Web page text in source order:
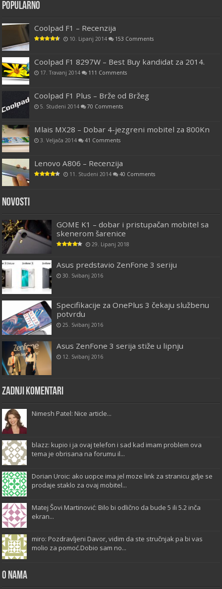
Popularno
Coolpad F1 – Recenzija
10. Lipanj 2014 153 Comments
Coolpad F1 8297W – Best Buy kandidat za 2014.
17. Travanj 2014 111 Comments
Coolpad F1 Plus – Brže od Bržeg
5. Studeni 2014 70 Comments
Mlais MX28 – Dobar 4-jezgreni mobitel za 800Kn
3. Veljača 2014 41 Comments
Lenovo A806 – Recenzija
11. Studeni 2014 40 Comments
Novosti
GOME K1 – dobar i pristupačan mobitel sa
skenerom šarenice
29. Lipanj 2018
Asus predstavio ZenFone 3 seriju
30. Svibanj 2016
Specifikacije za OnePlus 3 čekaju službenu
potvrdu
25. Svibanj 2016
Asus ZenFone 3 serija stiže u lipnju
12. Svibanj 2016
Zadnji komentari
Nimesh Patel: Nice article...
blazz: kupio i ja ovaj telefon i sad kad imam problem ova
tema je obrisana na forumu il...
Dorian Uroic: ako uopce ima jel moze link za stranicu gdje se
prodaje staklo za ovaj mobitel...
Matej Šovi Martinović: Bilo bi odlično da bude 5 ili 5.2 inča
ekran...
miro: Pozdravljeni Davor, vidim da ste stručnjak pa bi vas
molio za pomoć.Dobio sam no...
O Nama